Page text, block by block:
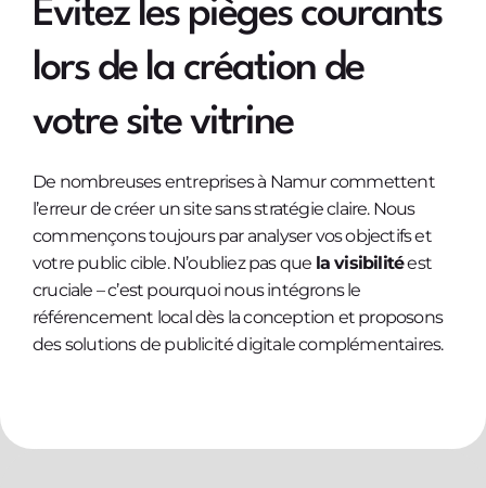
Évitez les pièges courants
lors de la création de
votre site vitrine
De nombreuses entreprises à Namur commettent
l’erreur de créer un site sans stratégie claire. Nous
commençons toujours par analyser vos objectifs et
votre public cible. N’oubliez pas que la visibilitéest
cruciale – c’est pourquoi nous intégrons le
référencement local dès la conception et proposons
des solutions de publicité digitale complémentaires.